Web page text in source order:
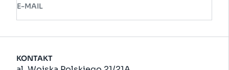
KONTAKT
E-MAIL